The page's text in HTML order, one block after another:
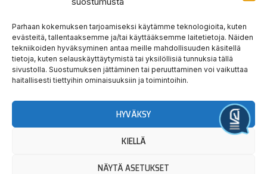
Parhaan kokemuksen tarjoamiseksi käytämme teknologioita, kuten
evästeitä, tallentaaksemme ja/tai käyttääksemme laitetietoja. Näiden
tekniikoiden hyväksyminen antaa meille mahdollisuuden käsitellä
tietoja, kuten selauskäyttäytymistä tai yksilöllisiä tunnuksia tällä
sivustolla. Suostumuksen jättäminen tai peruuttaminen voi vaikuttaa
haitallisesti tiettyihin ominaisuuksiin ja toimintoihin.
HYVÄKSY
KIELLÄ
NÄYTÄ ASETUKSET
6440
info@jokimaanravit.fi
Toimisto
avoinna
arkisin
r
a
m
o
k
t
e
r
e
Järjestä tapahtuma